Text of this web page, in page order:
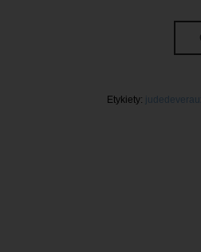
Etykiety: